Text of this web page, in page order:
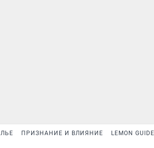
ПРИЗНАНИЕ И ВЛИЯНИЕ LEMON GUIDE